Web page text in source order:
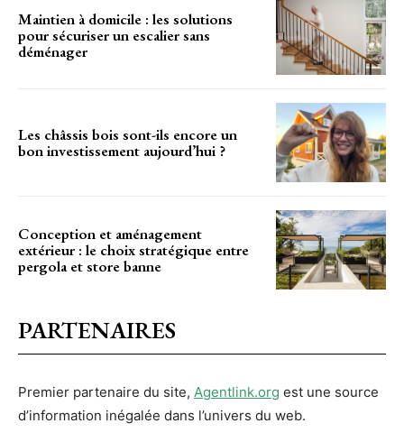
Maintien à domicile : les solutions
pour sécuriser un escalier sans
déménager
Les châssis bois sont-ils encore un
bon investissement aujourd’hui ?
Conception et aménagement
extérieur : le choix stratégique entre
pergola et store banne
PARTENAIRES
Premier partenaire du site, Agentlink.org est une source
d’information inégalée dans l’univers du web.